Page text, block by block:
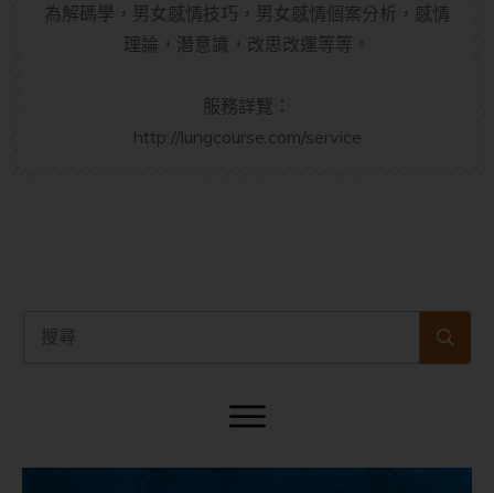
為解碼學，男女感情技巧，男女感情個案分析，感情
理論，潛意識，改思改運等等。
服務詳覽：
http://lungcourse.com/service